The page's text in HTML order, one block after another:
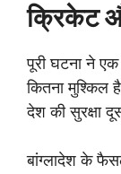
क्रिकेट
पूरी घटना ने
कितना मुश्किल
देश की सुरक्षा
बांग्लादेश के